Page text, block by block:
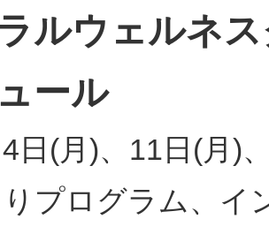
ルウェルネ
ール
日(月)、11日(月)
プログラム、イ